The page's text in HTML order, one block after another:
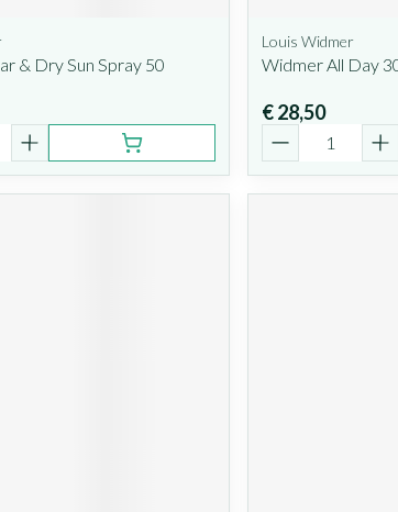
& Dry Sun Spray 50
Louis Widmer
Widmer All Day
€ 28,50